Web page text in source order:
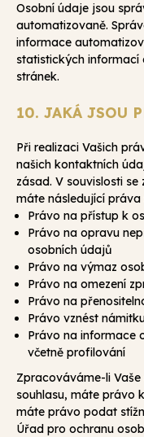
Osobní údaje jsou
automatizovaně.
informace
statistických informací
stránek.
10. JAKÁ JSOU
Při realizaci Vašich
našich kontaktních
zásad. V souvislosti
máte následující práva
Právo na přístup k
Právo na opravu
osobních údajů
Právo na výmaz
Právo na omezení
Právo na
Právo vznést
Právo na informace
včetně profilování
Zpracováváme-li
souhlasu, máte právo
máte právo podat
Úřad pro ochranu